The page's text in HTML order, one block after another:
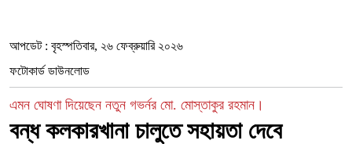
আপডেট : বৃহস্পতিবার, ২৬ ফেব্রুয়ারি ২০২৬
ফটোকার্ড ডাউনলোড
এমন ঘোষণা দিয়েছেন নতুন গভর্নর মো. মোস্তাকুর রহমান।
বন্ধ কলকারখানা চালুতে সহায়তা দেবে